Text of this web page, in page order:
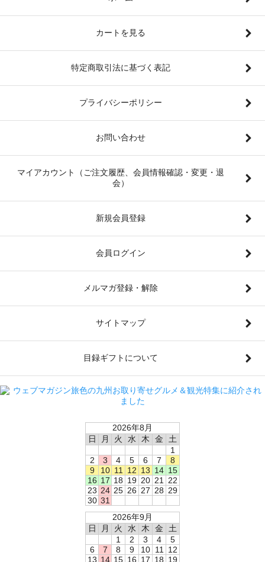
カートを見る
特定商取引法に基づく表記
プライバシーポリシー
お問い合わせ
マイアカウント（ご注文履歴、会員情報確認・変更・退
会）
新規会員登録
会員ログイン
メルマガ登録・解除
サイトマップ
目録ギフトについて
2026年8月
日
月 火 水 木 金
土
1
2
3 4 5 6 7
8
9
10 11 12 13 14 15
16 17 18 19 20 21
22
23 24 25 26 27 28 29
30 31
2026年9月
日
月 火 水 木 金
土
1
2 3 4
5
6
7 8 9 10 11
12
13 14 15 16 17 18 19